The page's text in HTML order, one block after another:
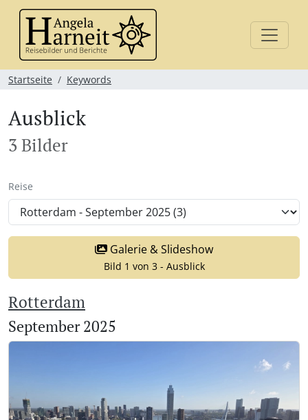
Startseite Keywords
Ausblick
3 Bilder
Reise
Galerie & Slideshow
Bild 1 von 3 - Ausblick
Rotterdam
September 2025